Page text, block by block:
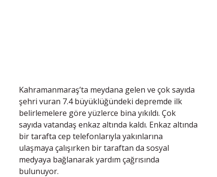
Kahramanmaraş’ta meydana gelen ve çok sayıda
şehri vuran 7.4 büyüklüğündeki depremde ilk
belirlemelere göre yüzlerce bina yıkıldı. Çok
sayıda vatandaş enkaz altında kaldı. Enkaz altında
bir tarafta cep telefonlarıyla yakınlarına
ulaşmaya çalışırken bir taraftan da sosyal
medyaya bağlanarak yardım çağrısında
bulunuyor.